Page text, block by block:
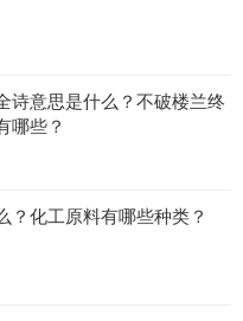
诗意思是什么？不破楼兰终
哪些？
？化工原料有哪些种类？